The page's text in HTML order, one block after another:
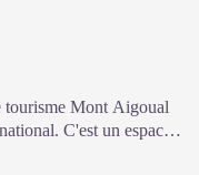
Mont Aigoual
C'est un espace
sur le Parc national